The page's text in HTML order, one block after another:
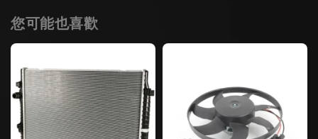
您可能也喜歡